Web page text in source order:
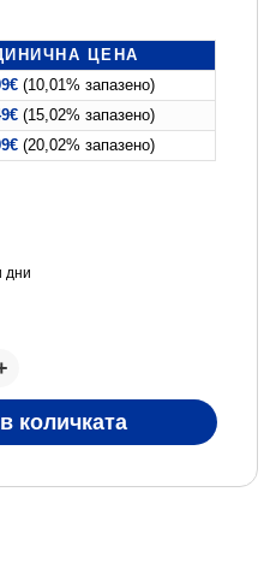
ЦЕНА
€ (10,01% запазено)
€ (15,02% запазено)
€ (20,02% запазено)
дни
количката